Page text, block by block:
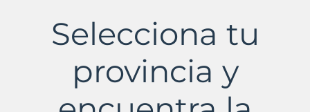
MurbalandsSelecciona tu
provincia y